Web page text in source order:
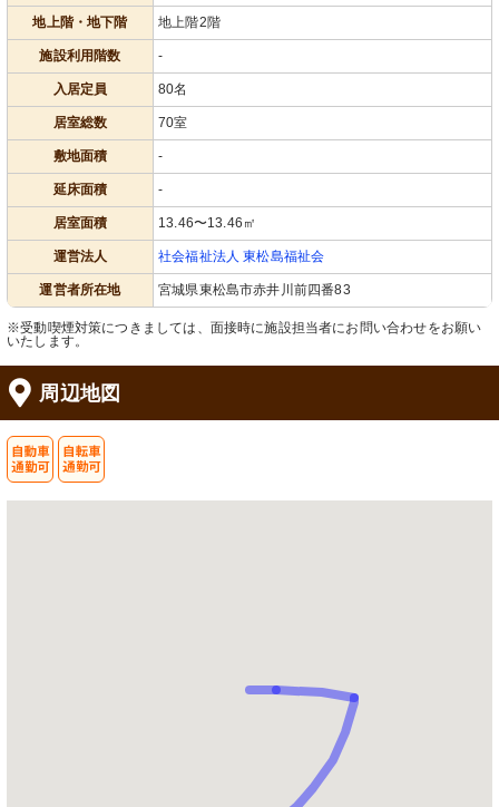
地上階・地下階 地上階2階
施設利用階数 -
入居定員 80名
居室総数 70室
敷地面積 -
延床面積 -
居室面積 13.46〜13.46㎡
運営法人 社会福祉法人 東松島福祉会
運営者所在地 宮城県東松島市赤井川前四番83
※受動喫煙対策につきましては、面接時に施設担当者にお問い合わせをお願い
いたします。
周辺地図